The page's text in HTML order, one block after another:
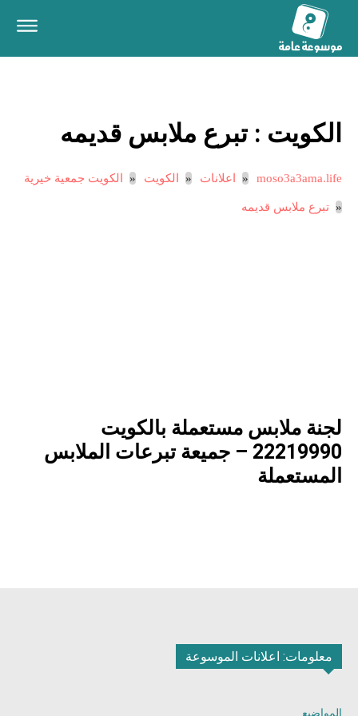
الكويت :تبرع ملابس قديمه
moso3a3ama.life اعلانات الكويت الكويت جمعية خيرية
تبرع ملابس قديمه
لجنة ملابس مستعملة بالكويت
22219990 – جميعة تبرعات الملابس
المستعملة
معلومات: اعلانات الموسوعة
المواضيع